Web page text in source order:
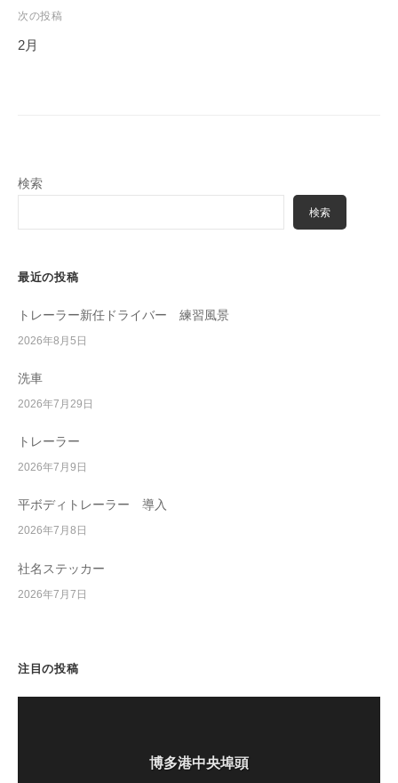
ビ
ゲ
次の投稿
2月
検索
検索
最近の投稿
トレーラー新任ドライバー 練習風景
2026年8月5日
洗車
2026年7月29日
トレーラー
2026年7月9日
平ボディトレーラー 導入
2026年7月8日
社名ステッカー
2026年7月7日
注目の投稿
博多港中央埠頭